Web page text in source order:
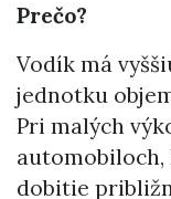
Prečo?
Vodík má
jednotku
Pri malých
automobiloch,
dobitie